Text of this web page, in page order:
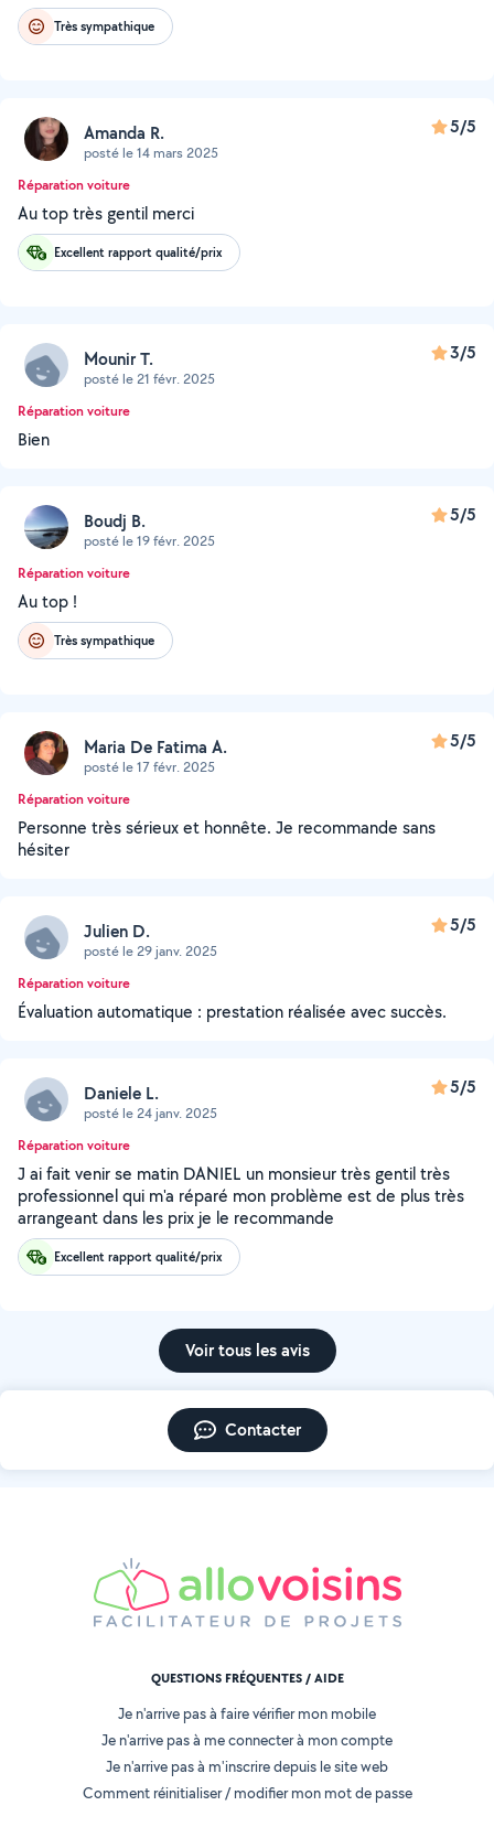
Très sympathique
Amanda R.
posté le 14 mars 2025
5/5
Réparation voiture
Au top très gentil merci
Excellent rapport qualité/prix
Mounir T.
posté le 21 févr. 2025
3/5
Réparation voiture
Bien
Boudj B.
posté le 19 févr. 2025
5/5
Réparation voiture
Au top !
Très sympathique
Maria De Fatima A.
posté le 17 févr. 2025
5/5
Réparation voiture
Personne très sérieux et honnête. Je recommande sans
hésiter
Julien D.
posté le 29 janv. 2025
5/5
Réparation voiture
Évaluation automatique : prestation réalisée avec succès.
Daniele L.
posté le 24 janv. 2025
5/5
Réparation voiture
J ai fait venir se matin DANIEL un monsieur très gentil très
professionnel qui m'a réparé mon problème est de plus très
arrangeant dans les prix je le recommande
Excellent rapport qualité/prix
Voir tous les avis
Contacter
QUESTIONS FRÉQUENTES / AIDE
Je n'arrive pas à faire vérifier mon mobile
Je n'arrive pas à me connecter à mon compte
Je n'arrive pas à m'inscrire depuis le site web
Comment réinitialiser / modifier mon mot de passe